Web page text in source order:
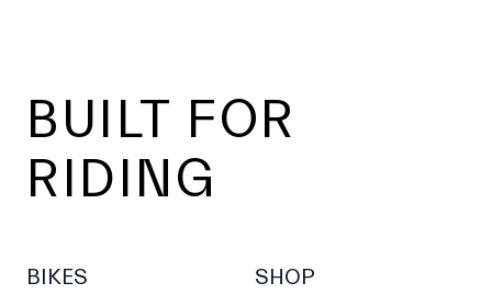
BUILT FOR
RIDING
BIKES SHOP